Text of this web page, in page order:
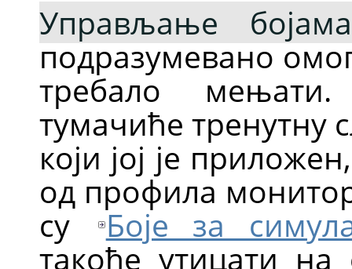
Управљање
подразумевано
требало
тумачиће тренутну
који јој је
од профила
су
Боје за
такође утицати на